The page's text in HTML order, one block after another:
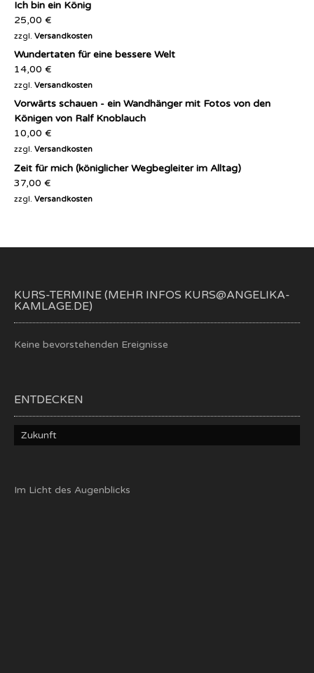
Ich bin ein König
25,00 €
zzgl. Versandkosten
Wundertaten für eine bessere Welt
14,00 €
zzgl. Versandkosten
Vorwärts schauen - ein Wandhänger mit Fotos von den
Königen von Ralf Knoblauch
10,00 €
zzgl. Versandkosten
Zeit für mich (königlicher Wegbegleiter im Alltag)
37,00 €
zzgl. Versandkosten
KURS-TERMINE (MEHR INFOS KURS@ANGELIKA-
KAMLAGE.DE)
Keine bevorstehenden Ereignisse
ENTDECKEN
Zukunft
Im Licht des Augenblicks